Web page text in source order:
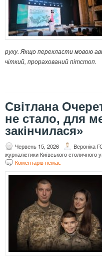
руху. Якщо перекласти мовою
чіткий, прорахований пітстоп.
Світлана
не стало, для
закінчилася»
Червень 15, 2026
Вероніка
журналістики Київського столичного
Коментарів немає